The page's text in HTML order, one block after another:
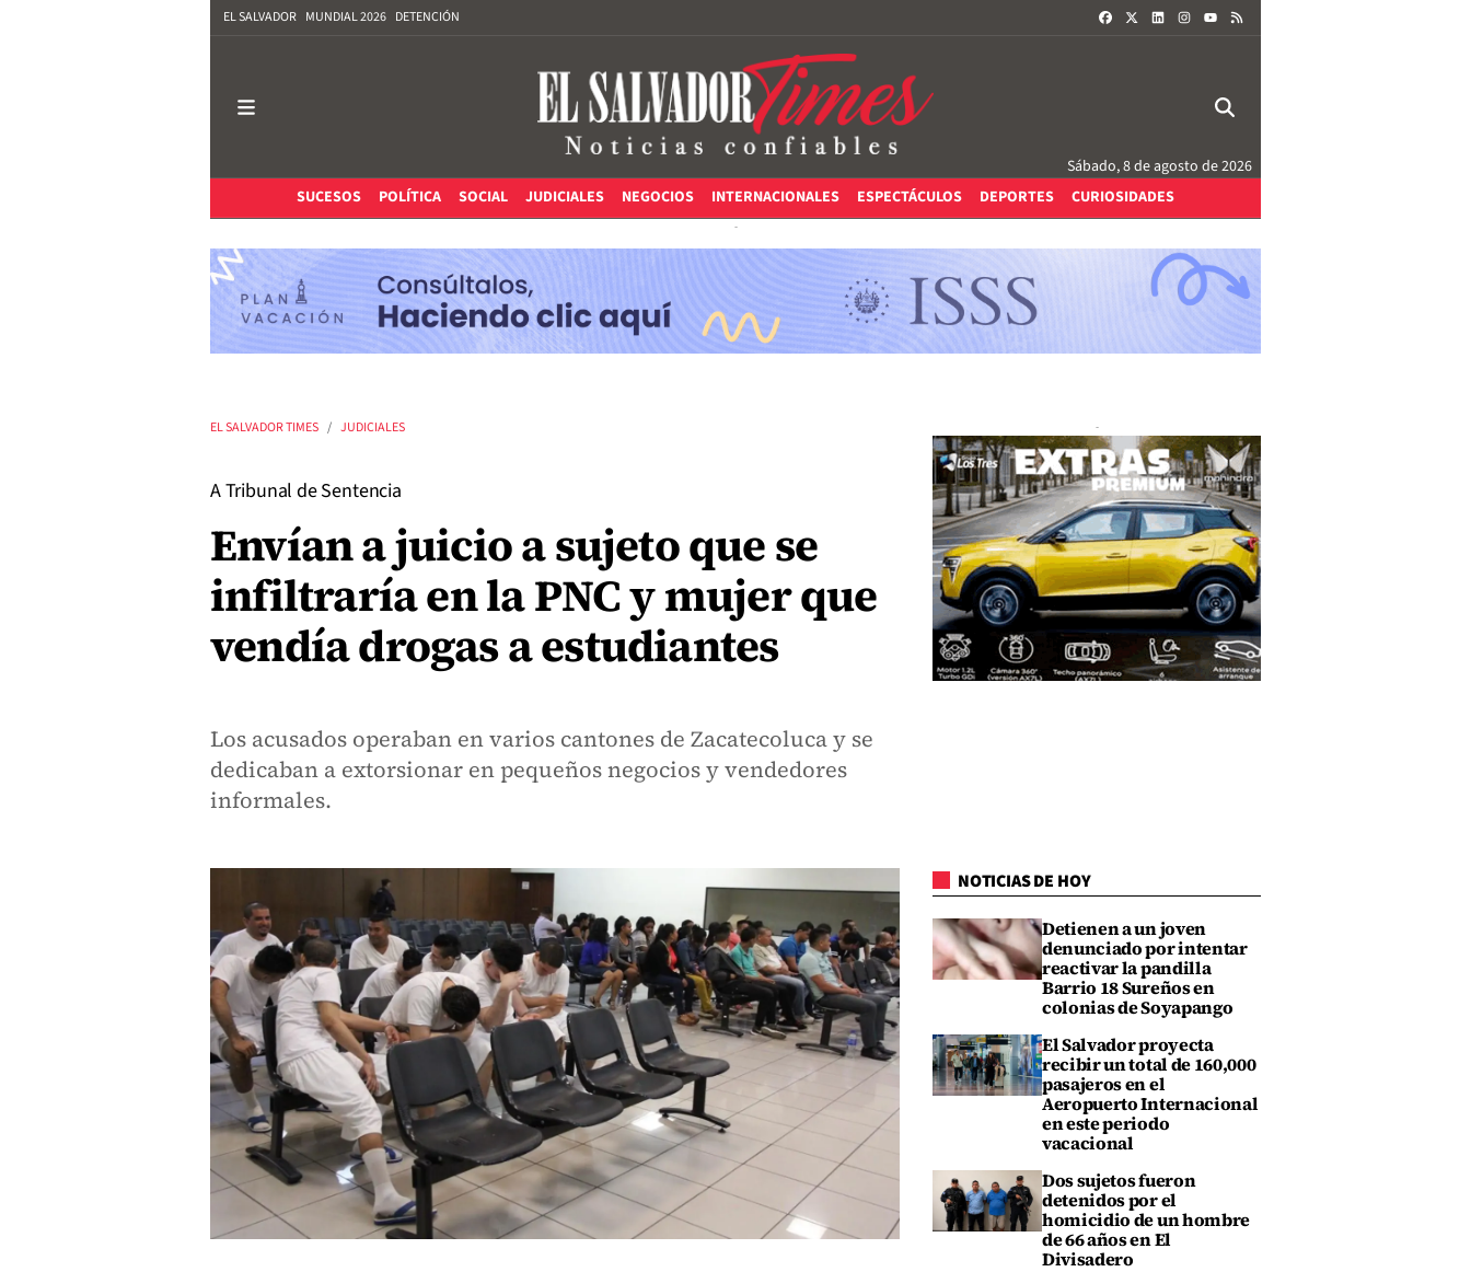
EL SALVADOR MUNDIAL 2026 DETENCIÓN FACEBOOKLINKEDININSTAGRAM
Sábado, 8 de agosto de 2026
SUCESOS
POLÍTICA SOCIAL JUDICIALES NEGOCIOS INTERNACIONALES ESPECTÁCULOS DEPORTES CURIOSIDADES
EL SALVADOR TIMES JUDICIALES
A Tribunal de Sentencia
Envían a juicio a sujeto que se
infiltraría en la PNC y mujer que
vendía drogas a estudiantes
Los acusados operaban en varios cantones de Zacatecoluca y se
dedicaban a extorsionar en pequeños negocios y vendedores
informales.
NOTICIAS DE HOY
Detienen a un joven
denunciado por intentar
reactivar la pandilla
Barrio 18 Sureños en
colonias de Soyapango
El Salvador proyecta
recibir un total de 160,000
pasajeros en el
Aeropuerto Internacional
en este periodo
vacacional
Dos sujetos fueron
detenidos por el
homicidio de un hombre
de 66 años en El
Divisadero